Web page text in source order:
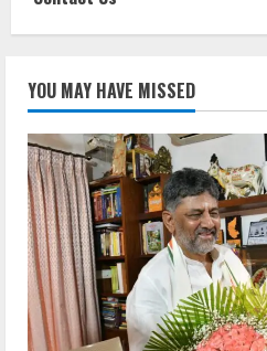
YOU MAY HAVE MISSED